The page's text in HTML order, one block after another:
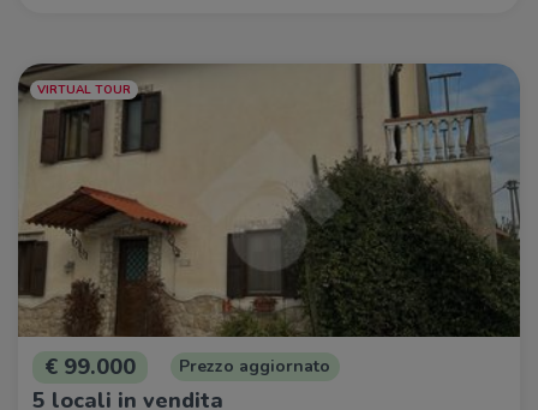
VIRTUAL TOUR
€ 99.000 Prezzo aggiornato
5 locali in vendita